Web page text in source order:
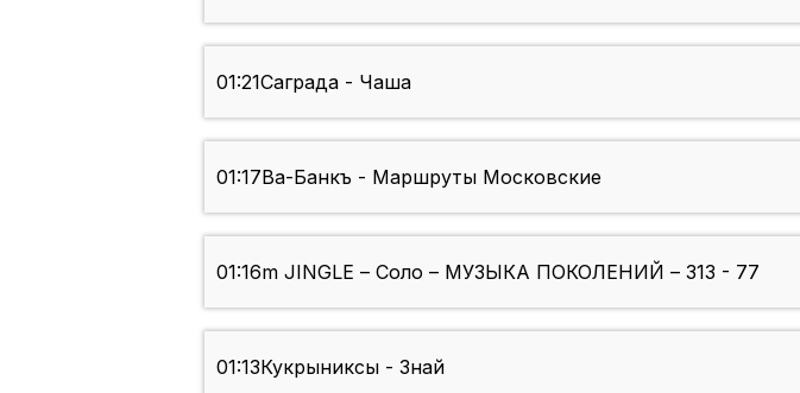
01:21Саграда - Чаша
01:17Ва-Банкъ - Маршруты Московские
01:16m JINGLE – Соло – МУЗЫКА ПОКОЛЕНИЙ – 313 - 77
01:13Кукрыниксы - Знай